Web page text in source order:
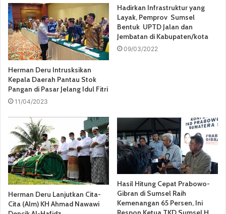
Herman Deru Intrusksikan
Kepala Daerah Pantau Stok
Pangan di Pasar Jelang Idul Fitri
11/04/2023
Hadirkan Infrastruktur yang
Layak, Pemprov Sumsel
Bentuk UPTD Jalan dan
Jembatan di Kabupaten/kota
09/03/2022
Herman Deru Lanjutkan Cita-
Cita (Alm) KH Ahmad Nawawi
Hasil Hitung Cepat Prabowo-
Gibran di Sumsel Raih
Kemenangan 65 Persen, Ini